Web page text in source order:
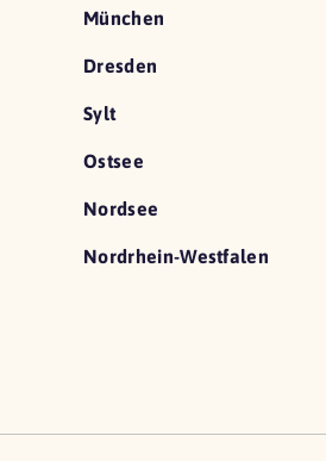
München
Dresden
Sylt
Ostsee
Nordsee
Nordrhein-Westfalen